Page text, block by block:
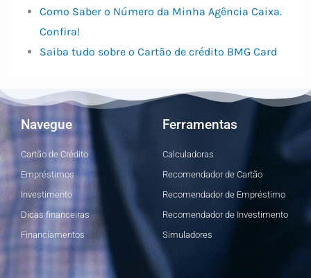
Como Saber o Número da Minha Agência Caixa.
Confira!
Saiba tudo sobre o Cartão de crédito BMG Card
Navegue
Cartão de Crédito
Empréstimos
Investimento
Dicas financeiras
Financiamentos
Ferramentas
Calculadoras
Recomendador de Cartão
Recomendador de Empréstimo
Recomendador de Investimento
Simuladores